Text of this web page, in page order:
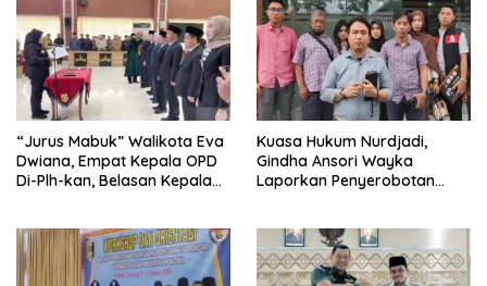
“Jurus Mabuk” Walikota Eva
Dwiana, Empat Kepala OPD
Di-Plh-kan, Belasan Kepala
Kuasa Hukum Nurdjadi,
Gindha Ansori Wayka
Laporkan Penyerobotan